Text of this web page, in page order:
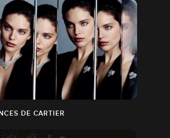
DE CARTIER